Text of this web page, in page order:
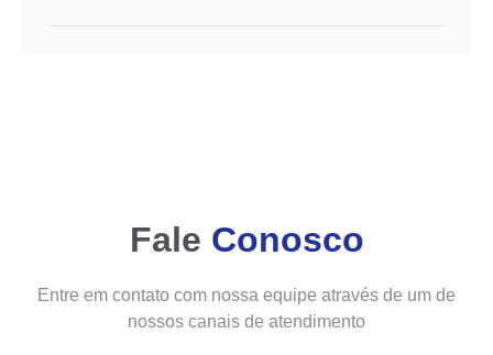
Fale Conosco
Entre em contato com nossa equipe através de um de
nossos canais de atendimento